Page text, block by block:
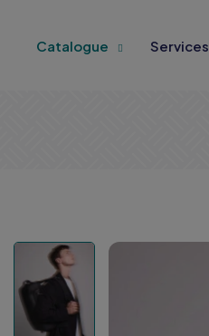
Catalogue Services